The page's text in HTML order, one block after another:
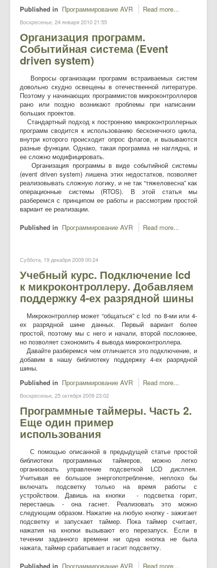
Published in Программирование AVR Read more...
Воскресенье, 24 января 2010 21:55
Организация программ.
Событийная система (Event
driven system)
Вопросы организации программ встраиваемых систем
довольно скудно освещены в отечественной литературе.
Поэтому у начинающих программистов микроконтроллеров
рано или поздно возникают проблемы при написании
больших проектов.
Стандартный подход к построению микроконтроллерных
программ сводится к использованию бесконечного цикла,
внутри которого происходит опрос флагов, и вызываются
разные функции. Однако, такая программа не наглядна, и
ее сложно модифицировать.
Организация программы в виде событийной системы
(event driven system) лишена этих недостатков, позволяет
реализовывать сложную логику, и не так “тяжеловесна” как
операционные системы (RTOS). В этой статья мы
разберемся с принципом ее работы и рассмотрим простой
вариант ее реализации.
Published in Программирование AVR Read more...
Суббота, 19 декабря 2009 00:24
Учебный курс. Подключение lcd
к микроконтроллеру. Добавляем
поддержку 4-ех разрядной шины
Микроконтроллер может “общаться” с lcd по 8-ми или 4-
ех разрядной шине данных. Первый вариант более
простой, поэтому мы с него и начали, второй посложнее,
но позволяет сэкономить 4 вывода микроконтроллера.
Давайте разберемся чем отличается это подключение, и
добавим в нашу библиотеку поддержку 4-ех разрядной
шины.
Published in Программирование AVR Read more...
Воскресенье, 25 октября 2009 23:02
Программные таймеры. Часть 2.
Еще один пример
использования
С помощью описанной в предыдущей статье простой
библиотеки программных таймеров, можно легко
организовать управление подсветкой LCD дисплея.
Учитывая ее большое энергопотребление, неплохо бы
включать подсветку только на время работы с
устройством. Давишь на кнопки - подсветка горит,
перестаешь - она гаснет. Реализовать это можно
следующим образом. Нажатие на любую кнопку - зажигает
подсветку и запускает таймер. Пока таймер считает,
нажатия на кнопки вызывают его перезапуск. Если в
течении заданного времени ни одна кнопка не была
нажата, таймер срабатывает и гасит подсветку.
Published in Программирование AVR Read more...